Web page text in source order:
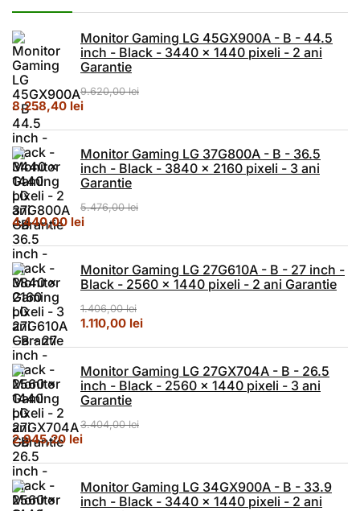
Monitor Gaming LG 45GX900A - B - 44.5
inch - Black - 3440 x 1440 pixeli - 2 ani
Garantie
9.620,00lei
Prețul inițial a fost: 9.620,00 lei.
8.258,40 leiPrețul curent este: 8.258,40 lei.
Monitor Gaming LG 37G800A - B - 36.5
inch - Black - 3840 x 2160 pixeli - 3 ani
Garantie
5.476,00lei
Prețul inițial a fost: 5.476,00 lei.
4.440,00 leiPrețul curent este: 4.440,00 lei.
Monitor Gaming LG 27G610A - B - 27 inch -
Black - 2560 x 1440 pixeli - 2 ani Garantie
1.406,00lei
Prețul inițial a fost: 1.406,00 lei.
1.110,00 leiPrețul curent este: 1.110,00 lei.
Monitor Gaming LG 27GX704A - B - 26.5
inch - Black - 2560 x 1440 pixeli - 3 ani
Garantie
3.404,00lei
Prețul inițial a fost: 3.404,00 lei.
2.945,20 leiPrețul curent este: 2.945,20 lei.
Monitor Gaming LG 34GX900A - B - 33.9
inch - Black - 3440 x 1440 pixeli - 2 ani